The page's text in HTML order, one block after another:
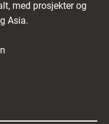
med prosjekter og
Asia.